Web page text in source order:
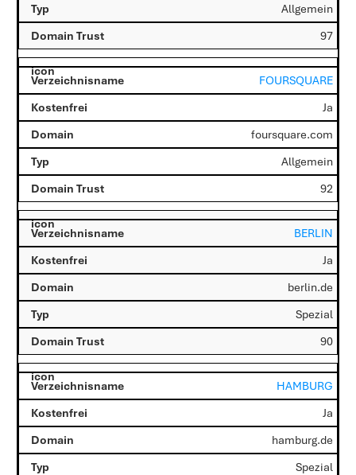
Allgemein
97
FOURSQUARE
Ja
foursquare.com
Allgemein
92
BERLIN
Ja
berlin.de
Spezial
90
HAMBURG
Ja
hamburg.de
Spezial